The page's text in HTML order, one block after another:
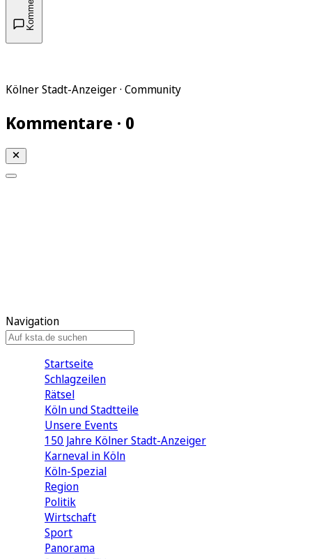
Kölner Stadt-Anzeiger · Community
Kommentare · 0
Navigation
Startseite
Schlagzeilen
Rätsel
Köln und Stadtteile
Unsere Events
150 Jahre Kölner Stadt-Anzeiger
Karneval in Köln
Köln-Spezial
Region
Politik
Wirtschaft
Sport
Panorama